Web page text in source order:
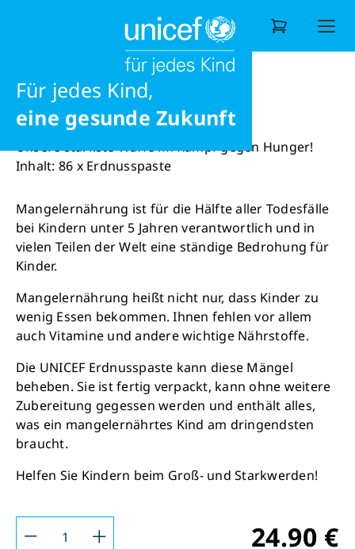
Für jedes Kind,
Möglichkeiten
Ernährung
eine gesunde Zukunft
Wonach suchen Sie?
Erdnusspaste
Erdnusspaste
Unsere stärkste Waffe im Kampf gegen Hunger!
Inhalt: 86 x Erdnusspaste
Mangelernährung ist für die Hälfte aller Todesfälle
bei Kindern unter 5 Jahren verantwortlich und in
vielen Teilen der Welt eine ständige Bedrohung für
Kinder.
Mangelernährung heißt nicht nur, dass Kinder zu
wenig Essen bekommen. Ihnen fehlen vor allem
auch Vitamine und andere wichtige Nährstoffe.
Die UNICEF Erdnusspaste kann diese Mängel
beheben. Sie ist fertig verpackt, kann ohne weitere
Zubereitung gegessen werden und enthält alles,
was ein mangelernährtes Kind am dringendsten
braucht.
Helfen Sie Kindern beim Groß- und Starkwerden!
24.90 €